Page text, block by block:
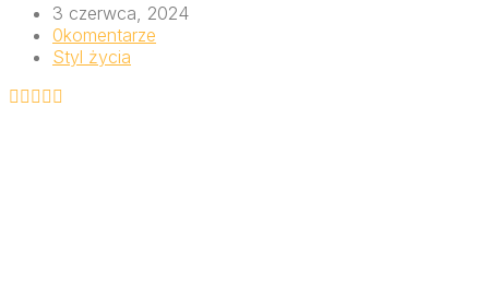
3 czerwca, 2024
0komentarze
Styl życia